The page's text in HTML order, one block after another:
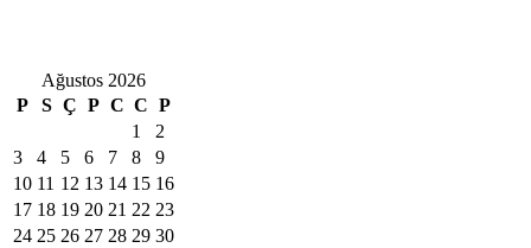
Ağustos 2026
P
S Ç P C C P
1
2
3
4 5 6 7 8
9
10 11 12 13 14 15 16
17 18 19 20 21 22 23
24 25 26 27 28 29 30